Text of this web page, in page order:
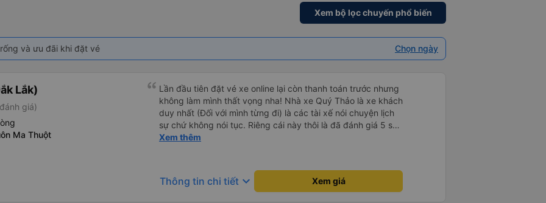
Xem bộ lọc chuyến phổ biến
và ưu đãi khi đặt vé Chọn ngày
Lắk)
giá)
Ma Thuột
Lần đầu tiên đặt vé xe online lại còn thanh toán trước nhưng
không làm mình thất vọng nha! Nhà xe Quý Thảo là xe khách
duy nhất (Đối với mình từng đi) là các tài xế nói chuyện lịch
sự chứ không nói tục. Riêng cái này thôi là đã đánh giá 5 sao
rồi. Chú tài xế còn uống pepsi rất dễ thương chứ không có
Xem thêm
Thông tin chi tiết keyboard_arrow_down Xem giá